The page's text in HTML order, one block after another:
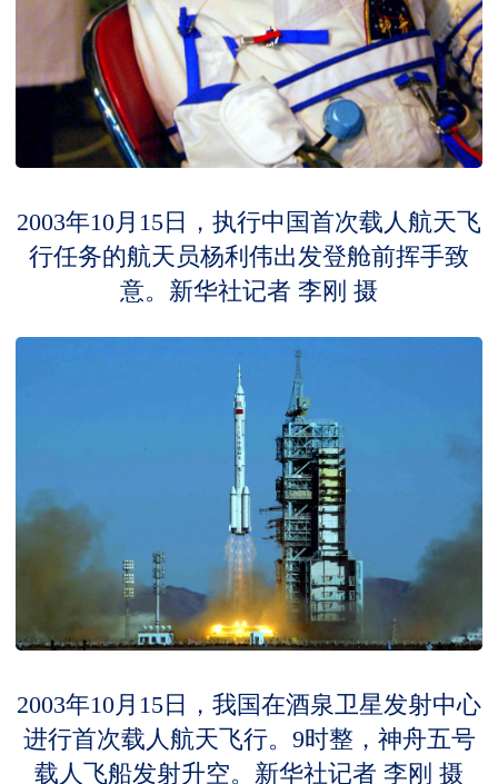
2003年10月15日，执行中国首次载人航天飞
行任务的航天员杨利伟出发登舱前挥手致
意。新华社记者 李刚 摄
2003年10月15日，我国在酒泉卫星发射中心
进行首次载人航天飞行。9时整，神舟五号
载人飞船发射升空。新华社记者 李刚 摄